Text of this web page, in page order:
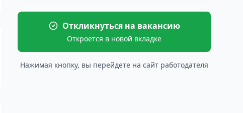
Откликнуться на вакансию
Откроется в новой вкладке
Нажимая кнопку, вы перейдете на сайт работодателя